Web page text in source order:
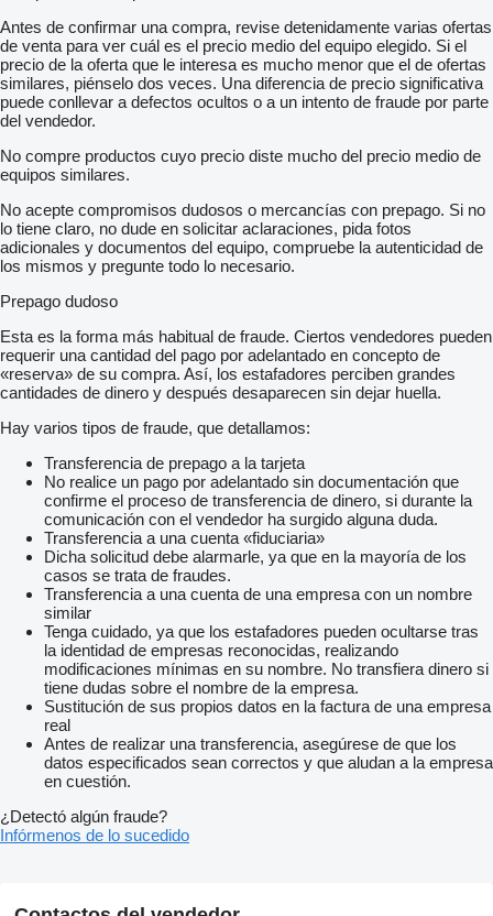
Antes de confirmar una compra, revise detenidamente varias ofertas
de venta para ver cuál es el precio medio del equipo elegido. Si el
precio de la oferta que le interesa es mucho menor que el de ofertas
similares, piénselo dos veces. Una diferencia de precio significativa
puede conllevar a defectos ocultos o a un intento de fraude por parte
del vendedor.
No compre productos cuyo precio diste mucho del precio medio de
equipos similares.
No acepte compromisos dudosos o mercancías con prepago. Si no
lo tiene claro, no dude en solicitar aclaraciones, pida fotos
adicionales y documentos del equipo, compruebe la autenticidad de
los mismos y pregunte todo lo necesario.
Prepago dudoso
Esta es la forma más habitual de fraude. Ciertos vendedores pueden
requerir una cantidad del pago por adelantado en concepto de
«reserva» de su compra. Así, los estafadores perciben grandes
cantidades de dinero y después desaparecen sin dejar huella.
Hay varios tipos de fraude, que detallamos:
Transferencia de prepago a la tarjeta
No realice un pago por adelantado sin documentación que
confirme el proceso de transferencia de dinero, si durante la
comunicación con el vendedor ha surgido alguna duda.
Transferencia a una cuenta «fiduciaria»
Dicha solicitud debe alarmarle, ya que en la mayoría de los
casos se trata de fraudes.
Transferencia a una cuenta de una empresa con un nombre
similar
Tenga cuidado, ya que los estafadores pueden ocultarse tras
la identidad de empresas reconocidas, realizando
modificaciones mínimas en su nombre. No transfiera dinero si
tiene dudas sobre el nombre de la empresa.
Sustitución de sus propios datos en la factura de una empresa
real
Antes de realizar una transferencia, asegúrese de que los
datos especificados sean correctos y que aludan a la empresa
en cuestión.
¿Detectó algún fraude?
Infórmenos de lo sucedido